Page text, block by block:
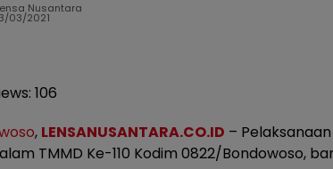
Nusantara
03/2021
106
, LENSANUSANTARA.CO.ID –
TMMD Ke-110 Kodim 0822/Bondowoso,